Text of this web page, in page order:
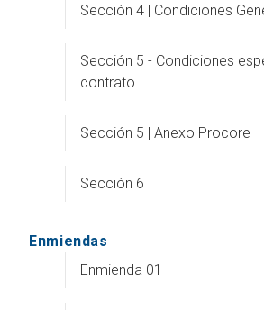
Sección 4 | Condiciones
Sección 5 - Condiciones
contrato
Sección 5 | Anexo Procore
Sección 6
Enmiendas
Enmienda 01